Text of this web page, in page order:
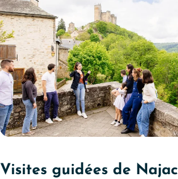
Visites guidées de Najac